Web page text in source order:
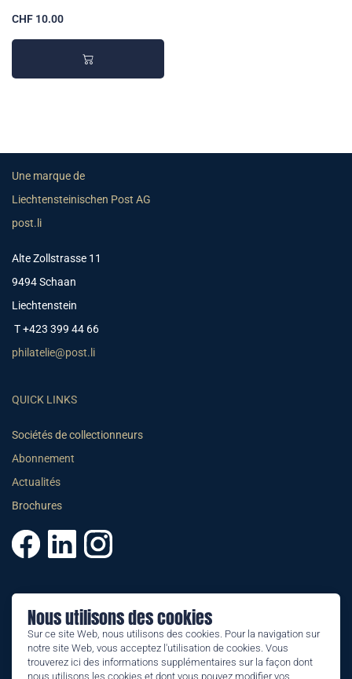
Nous utilisons des cookies
Sur ce site Web, nous utilisons des cookies. Pour la navigation sur
notre site Web, vous acceptez l'utilisation de cookies. Vous
trouverez ici des informations supplémentaires sur la façon dont
nous utilisons les cookies et dont vous pouvez modifier vos
CHF 10.00
Une marque de
Liechtensteinischen Post AG
post.li
Alte Zollstrasse 11
9494 Schaan
Liechtenstein
T +423 399 44 66
philatelie@post.li
QUICK LINKS
Sociétés de collectionneurs
Abonnement
Actualités
Brochures
© 2025 PHILATELIE LIECHTENSTEIN
CGV
Impressum